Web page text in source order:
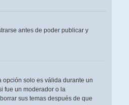
antes de poder publicar y
opción solo es válida durante un
fue un moderador o la
sus temas después de que